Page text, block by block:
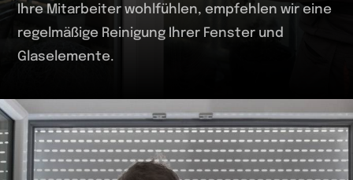
Ihre Mitarbeiter wohlfühlen, empfehlen wir eine
regelmäßige Reinigung Ihrer Fenster und
Glaselemente.